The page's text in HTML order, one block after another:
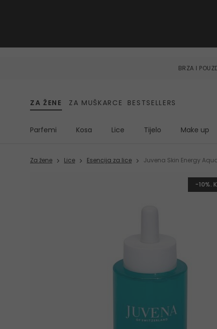
BRZA I
ZA ŽENE ZA MUŠKARCE BESTSELLERS
Parfemi Kosa Lice Tijelo Make up
Za žene Lice Esencija za lice Juvena Skin Energy
-10%.